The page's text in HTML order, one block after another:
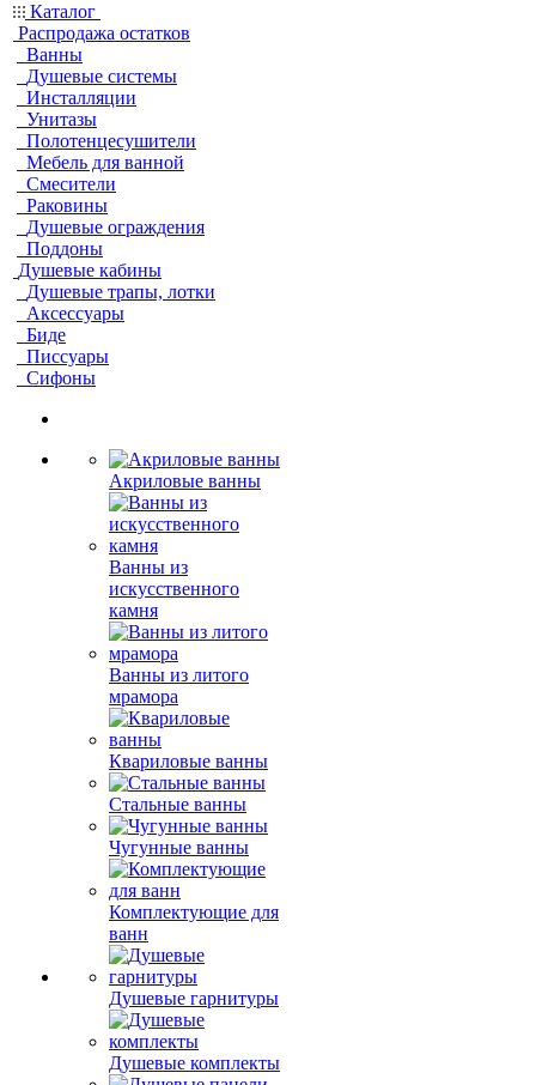
Каталог
Распродажа остатков
Ванны
Душевые системы
Инсталляции
Унитазы
Полотенцесушители
Мебель для ванной
Смесители
Раковины
Душевые ограждения
Поддоны
Душевые кабины
Душевые трапы, лотки
Аксессуары
Биде
Писсуары
Сифоны
Акриловые ванны
Ванны из
искусственного
камня
Ванны из литого
мрамора
Квариловые ванны
Стальные ванны
Чугунные ванны
Комплектующие для
ванн
Душевые гарнитуры
Душевые комплекты